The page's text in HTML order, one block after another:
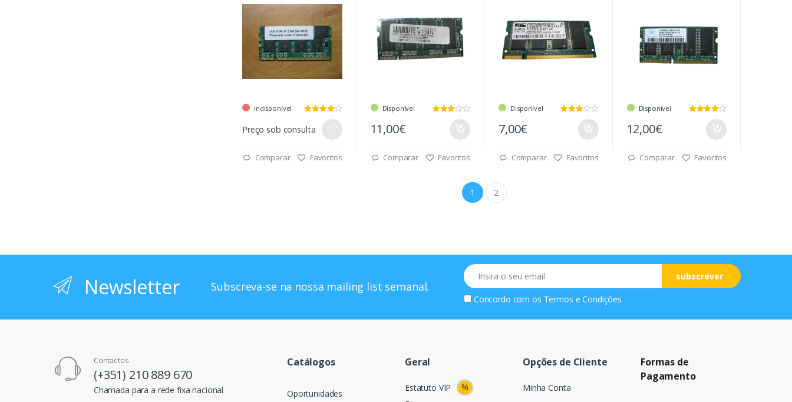
Indisponível
Preço sob consulta
Comparar Favoritos
Disponível
11,00€
Comparar Favoritos
Disponível
7,00€
Comparar Favoritos
Disponível
12,00€
Comparar Favoritos
1 2
Newsletter Subscreva-se na nossa mailing list semanal.
Email
subscrever
Concordo com os Termos e Condições
Contactos
(+351) 210 889 670
Chamada para a rede fixa nacional
Catálogos
Oportunidades
Geral
Estatuto VIP
%
Opções de Cliente
Minha Conta
Formas de
Pagamento